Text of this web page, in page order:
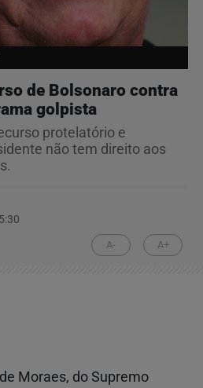
de Bolsonaro contra
golpista
protelatório e
não tem direito aos
A- A+
Moraes, do Supremo